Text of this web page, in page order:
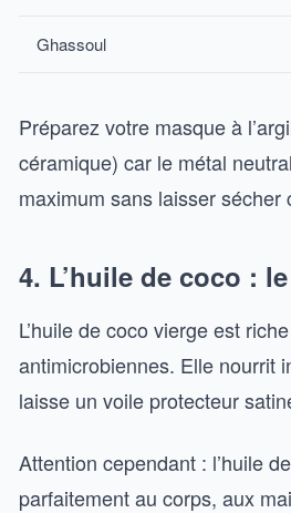
Ghassoul
Préparez votre masque à
céramique) car le métal
maximum sans laisser
4. L’huile de coco :
L’huile de coco vierge est
antimicrobiennes. Elle nourrit
laisse un voile protecteur
Attention cependant : l’huile
parfaitement au corps, aux